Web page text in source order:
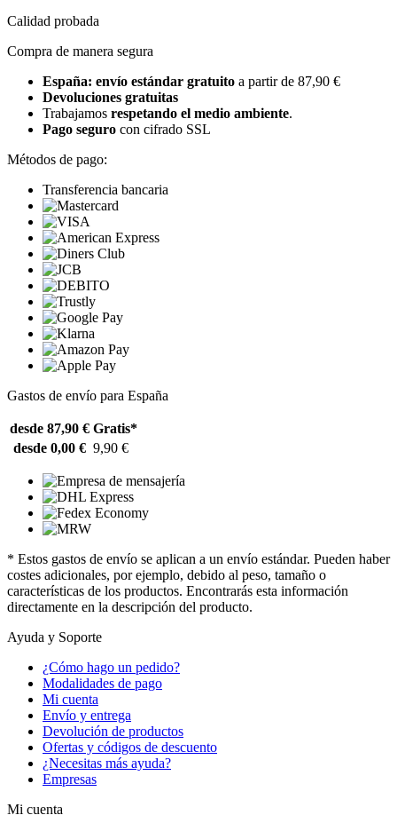
Calidad probada
Compra de manera segura
España: envío estándar gratuito a partir de 87,90 €
Devoluciones gratuitas
Trabajamos respetando el medio ambiente.
Pago seguro con cifrado SSL
Métodos de pago:
Transferencia bancaria
Gastos de envío para España
desde 87,90 € Gratis*
desde 0,00 € 9,90 €
* Estos gastos de envío se aplican a un envío estándar. Pueden haber
costes adicionales, por ejemplo, debido al peso, tamaño o
características de los productos. Encontrarás esta información
directamente en la descripción del producto.
Ayuda y Soporte
¿Cómo hago un pedido?
Modalidades de pago
Mi cuenta
Envío y entrega
Devolución de productos
Ofertas y códigos de descuento
¿Necesitas más ayuda?
Empresas
Mi cuenta